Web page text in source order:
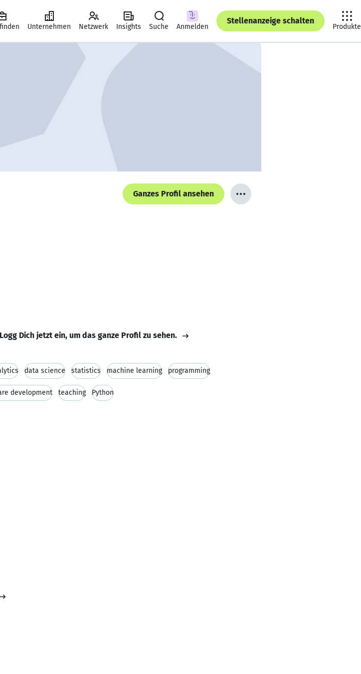
Unternehmen Netzwerk Insights Suche Anmelden
Stellenanzeige schalten
Produkte
Ganzes Profil ansehen
Logg Dich jetzt ein, um das ganze Profil zu sehen.
data science statistics machine learning programming
development teaching Python